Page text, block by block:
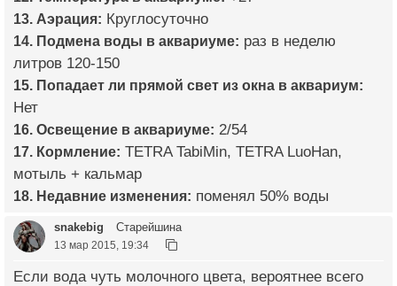
13. Аэрация: Круглосуточно
14. Подмена воды в аквариуме: раз в неделю
литров 120-150
15. Попадает ли прямой свет из окна в аквариум:
Нет
16. Освещение в аквариуме: 2/54
17. Кормление: TETRA TabiMin, TETRA LuoHan,
мотыль + кальмар
18. Недавние изменения: поменял 50% воды
snakebig Старейшина
13 мар 2015, 19:34
Если вода чуть молочного цвета, вероятнее всего